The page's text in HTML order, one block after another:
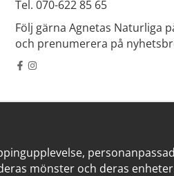
Tel. 070-622 85 65
Följ gärna Agnetas Naturliga
och prenumerera på
mönster och deras